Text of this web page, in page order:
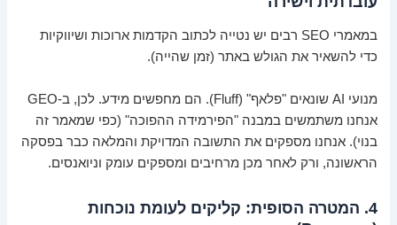
במאמרי SEO רבים יש נטייה לכתוב הקדמות ארוכות ושיווקיות
כדי להשאיר את הגולש באתר (זמן שהייה).
מנועי AI שונאים "פלאף" (Fluff). הם מחפשים מידע. לכן, ב-GEO
אנחנו משתמשים במבנה "הפירמידה ההפוכה" (כפי שמאמר זה
בנוי). אנחנו מספקים את התשובה המדויקת והמלאה כבר בפסקה
הראשונה, ורק לאחר מכן מרחיבים ומספקים עומק וניואנסים.
4. המטרה הסופית: קליקים לעומת נוכחות